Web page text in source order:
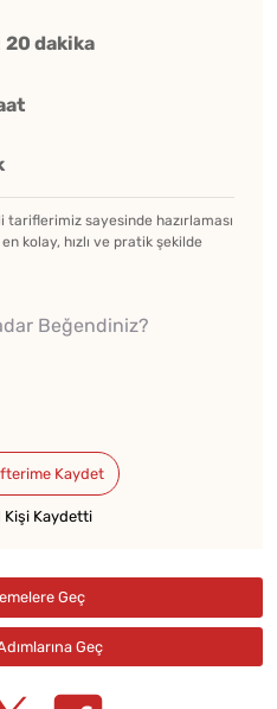
20 dakika
tariflerimiz sayesinde hazırlaması
kolay, hızlı ve pratik şekilde
Beğendiniz?
Kişi Kaydetti